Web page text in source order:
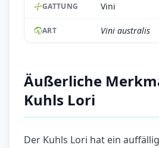
GATTUNG Vini
ART Vini australis
Äußerliche
Kuhls Lori
Der Kuhls Lori hat ein